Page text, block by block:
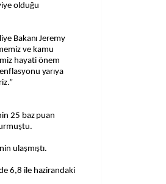
olduğu
Bakanı Jeremy
ve kamu
hayati önem
yarıya
25 baz puan
ulaşmıştı.
6,8 ile hazirandaki